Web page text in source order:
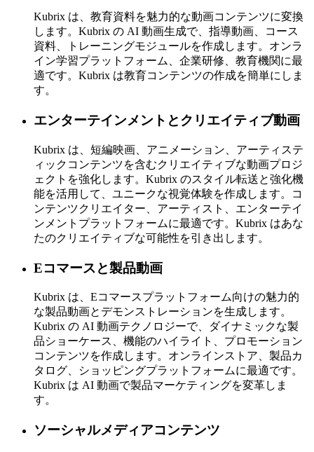
Kubrix は、教育資料を魅力的な動画コンテンツに変換
します。Kubrix の AI 動画生成で、指導動画、コース
資料、トレーニングモジュールを作成します。オンラ
イン学習プラットフォーム、企業研修、教育機関に最
適です。Kubrix は教育コンテンツの作成を簡単にしま
す。
エンターテインメントとクリエイティブ動画
Kubrix は、短編映画、アニメーション、アーティステ
ィックコンテンツを含むクリエイティブな動画プロジ
ェクトを強化します。Kubrix のスタイル転送と強化機
能を活用して、ユニークな視覚体験を作成します。コ
ンテンツクリエイター、アーティスト、エンターテイ
ンメントプラットフォームに最適です。Kubrix はあな
たのクリエイティブな可能性を引き出します。
Eコマースと製品動画
Kubrix は、Eコマースプラットフォーム向けの魅力的
な製品動画とデモンストレーションを生成します。
Kubrix の AI 動画テクノロジーで、ダイナミックな製
品ショーケース、機能のハイライト、プロモーション
コンテンツを作成します。オンラインストア、製品カ
タログ、ショッピングプラットフォームに最適です。
Kubrix は AI 動画で製品マーケティングを変革しま
す。
ソーシャルメディアコンテンツ